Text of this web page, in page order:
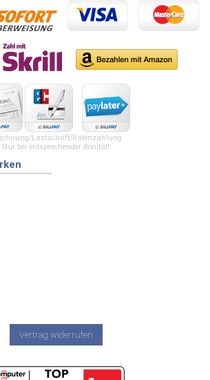
Lastschrift/Ratenzahlung
Nur bei entsprechender Bonität!
Vertrag widerrufen